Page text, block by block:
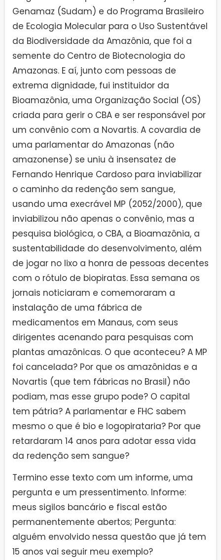
Genamaz (Sudam) e do Programa Brasileiro
de Ecologia Molecular para o Uso Sustentável
da Biodiversidade da Amazônia, que foi a
semente do Centro de Biotecnologia do
Amazonas. E aí, junto com pessoas de
extrema dignidade, fui instituidor da
Bioamazônia, uma Organização Social (OS)
criada para gerir o CBA e ser responsável por
um convênio com a Novartis. A covardia de
uma parlamentar do Amazonas (não
amazonense) se uniu à insensatez de
Fernando Henrique Cardoso para inviabilizar
o caminho da redenção sem sangue,
usando uma execrável MP (2052/2000), que
inviabilizou não apenas o convênio, mas a
pesquisa biológica, o CBA, a Bioamazônia, a
sustentabilidade do desenvolvimento, além
de jogar no lixo a honra de pessoas decentes
com o rótulo de biopiratas. Essa semana os
jornais noticiaram e comemoraram a
instalação de uma fábrica de
medicamentos em Manaus, com seus
dirigentes acenando para pesquisas com
plantas amazônicas. O que aconteceu? A MP
foi cancelada? Por que os amazônidas e a
Novartis (que tem fábricas no Brasil) não
podiam, mas esse grupo pode? O capital
tem pátria? A parlamentar e FHC sabem
mesmo o que é bio e logopirataria? Por que
retardaram 14 anos para adotar essa vida
da redenção sem sangue?
Termino esse texto com um informe, uma
pergunta e um pressentimento. Informe:
meus sigilos bancário e fiscal estão
permanentemente abertos; Pergunta:
alguém envolvido nessa questão que já tem
15 anos vai seguir meu exemplo?